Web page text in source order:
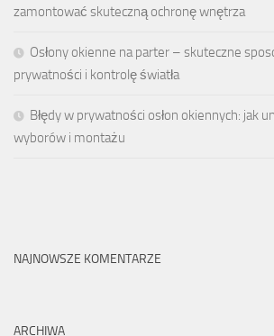
zamontować skuteczną ochronę wnętrza
Osłony okienne na parter – skuteczne
prywatności i kontrolę światła
Błędy w prywatności osłon okiennych: jak
wyborów i montażu
NAJNOWSZE KOMENTARZE
ARCHIWA